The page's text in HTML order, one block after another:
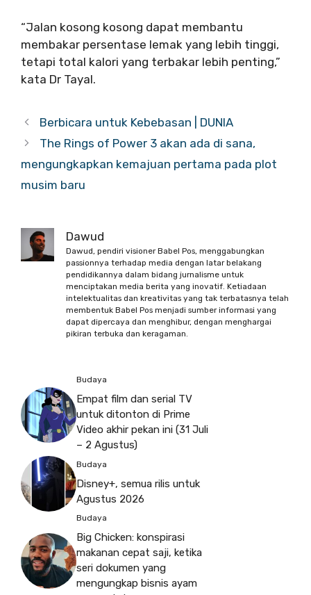
“Jalan kosong kosong dapat membantu
membakar persentase lemak yang lebih tinggi,
tetapi total kalori yang terbakar lebih penting,”
kata Dr Tayal.
Berbicara untuk Kebebasan | DUNIA
The Rings of Power 3 akan ada di sana,
mengungkapkan kemajuan pertama pada plot
musim baru
Dawud
Dawud, pendiri visioner Babel Pos, menggabungkan
passionnya terhadap media dengan latar belakang
pendidikannya dalam bidang jurnalisme untuk
menciptakan media berita yang inovatif. Ketiadaan
intelektualitas dan kreativitas yang tak terbatasnya telah
membentuk Babel Pos menjadi sumber informasi yang
dapat dipercaya dan menghibur, dengan menghargai
pikiran terbuka dan keragaman.
Budaya
Empat film dan serial TV
untuk ditonton di Prime
Video akhir pekan ini (31 Juli
– 2 Agustus)
Budaya
Disney+, semua rilis untuk
Agustus 2026
Budaya
Big Chicken: konspirasi
makanan cepat saji, ketika
seri dokumen yang
mengungkap bisnis ayam